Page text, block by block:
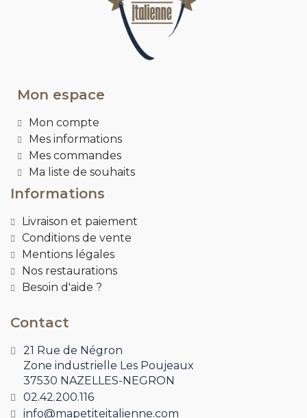
Mon espace
Mon compte
Mes informations
Mes commandes
Ma liste de souhaits
Informations
Livraison et paiement
Conditions de vente
Mentions légales
Nos restaurations
Besoin d'aide ?
Contact
21 Rue de Négron
Zone industrielle Les Poujeaux
37530 NAZELLES-NEGRON
02.42.200.116
info@mapetiteitalienne.com